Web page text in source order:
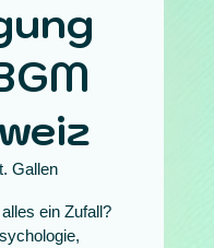
Gallen
ein Zufall?